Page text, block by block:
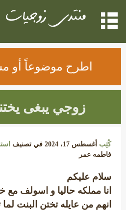
اطرح موضوعاً أو
زوجي يبغى
كُتِب أغسطس 17، 2024 في تصنيف
فاطمه عمر
سلام عليكم
انا مملكه حاليا و اسولف
انهم من عايله تختن البنت